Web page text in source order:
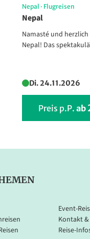
Nepal · Flugreisen
Nepal
Namasté und
Nepal! Das
Di. 24.11.2026
Preis p.P. ab
Event-
Kontakt
Reise-